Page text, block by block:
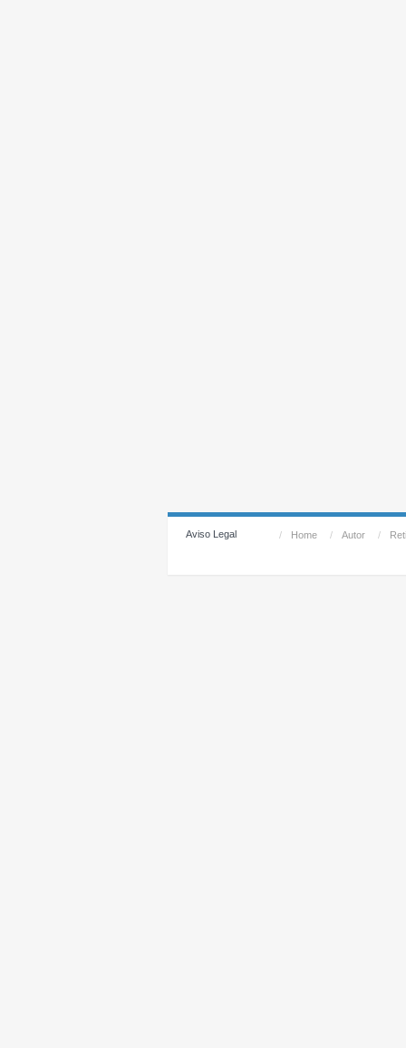
Aviso Legal / Home / Autor /